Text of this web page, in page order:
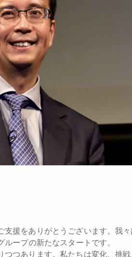
支援をありがとうございます。我
ープの新たなスタートです。
つあります。私たちは変化、挑